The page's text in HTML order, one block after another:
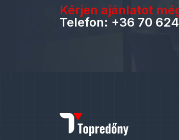
Kérjen ajánlatot
Telefon: +36 70